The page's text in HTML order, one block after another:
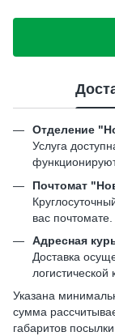
Отделение
Услуга
Почтомат
вас почтомате.
Адресная
Доставка
Указана
сумма
габаритов